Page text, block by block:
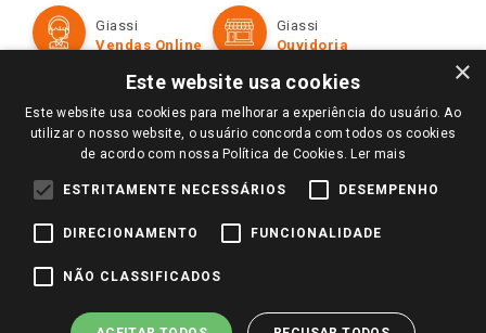
Televendas
Perguntas frequentes
Trabalhe Conosco
Identidade Visual
Formas de Pagamento
Políticas de entrega
Trocas e Devoluções
Giassi
Vendas Online
Giassi
Ouvidoria
Redes Sociais
Pagamento e Segurança
×
Este website usa cookies
Este website usa cookies para melhorar a experiência do usuário. Ao
utilizar o nosso website, o usuário concorda com todos os cookies
de acordo com nossa Política de Cookies. Ler mais
ESTRITAMENTE NECESSÁRIOS DESEMPENHO
DIRECIONAMENTO FUNCIONALIDADE
NÃO CLASSIFICADOS